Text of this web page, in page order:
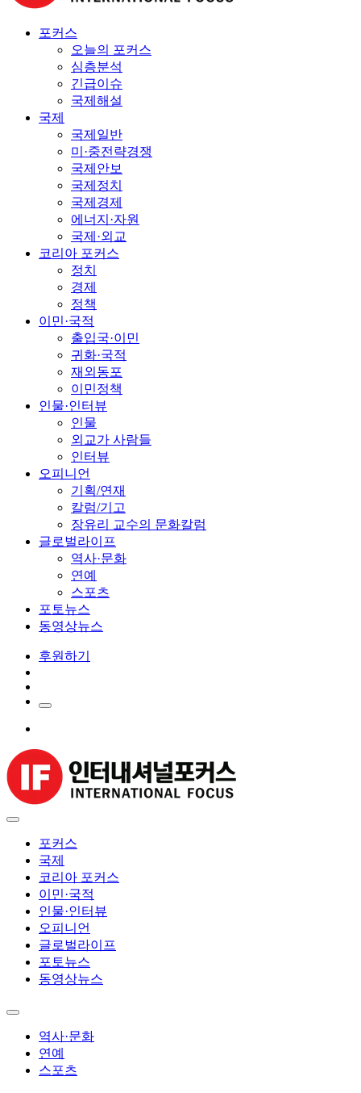
포커스
오늘의 포커스
심층분석
긴급이슈
국제해설
국제
국제일반
미·중전략경쟁
국제안보
국제정치
국제경제
에너지·자원
국제·외교
코리아 포커스
정치
경제
정책
이민·국적
출입국·이민
귀화·국적
재외동포
이민정책
인물·인터뷰
인물
외교가 사람들
인터뷰
오피니언
기획/연재
칼럼/기고
장유리 교수의 문화칼럼
글로벌라이프
역사·문화
연예
스포츠
포토뉴스
동영상뉴스
후원하기
포커스
국제
코리아 포커스
이민·국적
인물·인터뷰
오피니언
글로벌라이프
포토뉴스
동영상뉴스
역사·문화
연예
스포츠